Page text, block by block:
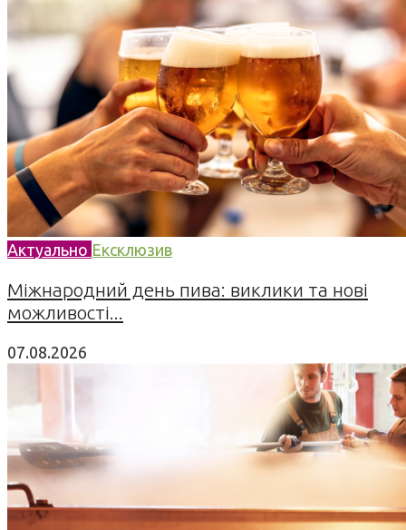
Актуально Ексклюзив
Міжнародний день пива: виклики та нові
можливості...
07.08.2026